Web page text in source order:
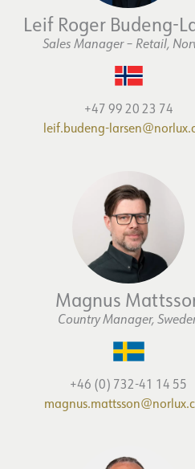
Leif Roger Budeng-
Sales Manager – Retail,
+47 99 20 23 74
leif.budeng-
Magnus
Country Manager,
+46 (0) 732-41 14 55